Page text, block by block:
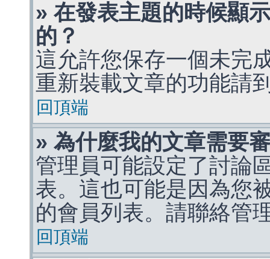
» 在發表主題的時候顯
的？
這允許您保存一個未完
重新裝載文章的功能請
回頂端
» 為什麼我的文章需要
管理員可能設定了討論
表。這也可能是因為您
的會員列表。請聯絡管
回頂端